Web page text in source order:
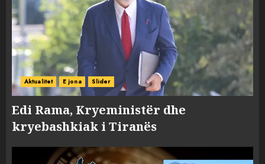
Aktualitet E jona Slider
Edi Rama, Kryeministër dhe
kryebashkiak i Tiranës